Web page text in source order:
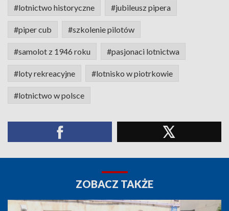
#lotnictwo historyczne #jubileusz pipera
#piper cub #szkolenie pilotów
#samolot z 1946 roku #pasjonaci lotnictwa
#loty rekreacyjne #lotnisko w piotrkowie
#lotnictwo w polsce
ZOBACZ TAKŻE